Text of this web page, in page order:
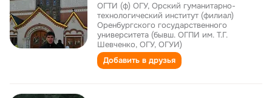
ОГТИ (ф) ОГУ, Орский гуманитарно-
технологический институт (филиал)
Оренбургского государственного
университета (бывш. ОГПИ им. Т.Г.
Шевченко, ОГУ, ОГУИ)
Добавить в друзья